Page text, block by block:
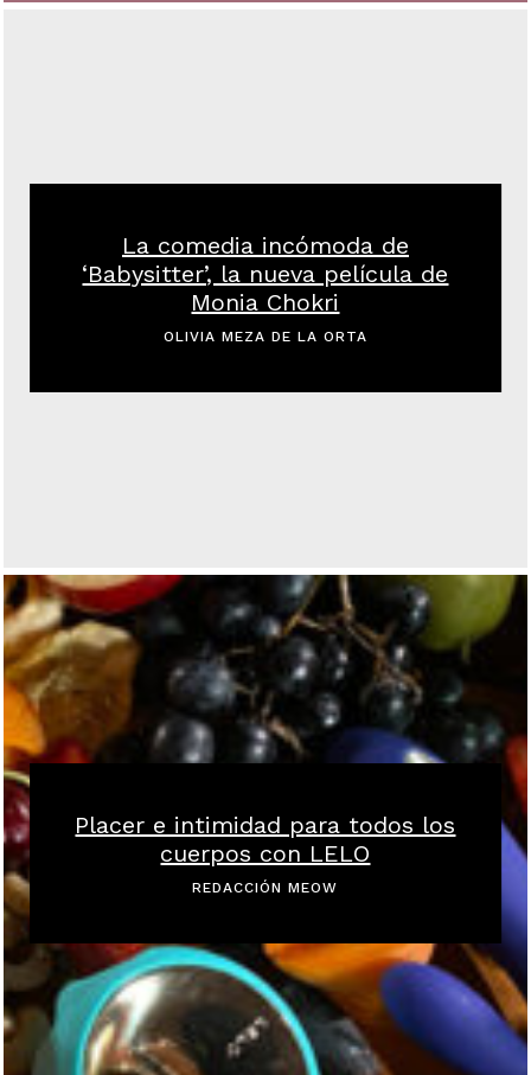
La comedia incómoda de
‘Babysitter’, la nueva película de
Monia Chokri
OLIVIA MEZA DE LA ORTA
Placer e intimidad para todos los
cuerpos con LELO
REDACCIÓN MEOW